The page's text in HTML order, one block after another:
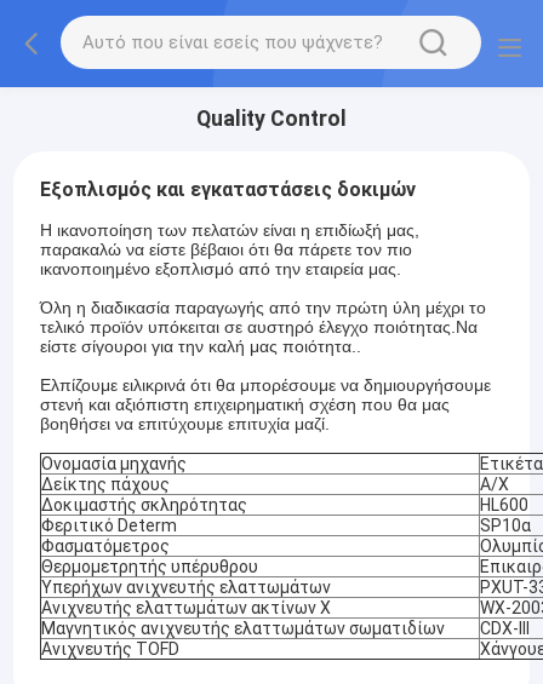
Quality Control
Εξοπλισμός και εγκαταστάσεις δοκιμών
Η ικανοποίηση των πελατών είναι η επιδίωξή μας,
παρακαλώ να είστε βέβαιοι ότι θα πάρετε τον πιο
ικανοποιημένο εξοπλισμό από την εταιρεία μας.
Όλη η διαδικασία παραγωγής από την πρώτη ύλη μέχρι το
τελικό προϊόν υπόκειται σε αυστηρό έλεγχο ποιότητας.Να
είστε σίγουροι για την καλή μας ποιότητα..
Ελπίζουμε ειλικρινά ότι θα μπορέσουμε να δημιουργήσουμε
στενή και αξιόπιστη επιχειρηματική σχέση που θα μας
βοηθήσει να επιτύχουμε επιτυχία μαζί.
Ονομασία μηχανής
Δείκτης πάχους
Α/Χ
Δοκιμαστής σκληρότητας
HL600
Φεριτικό Determ
SP10α
Φασματόμετρος
Θερμομετρητής υπέρυθρου
Υπερήχων ανιχνευτής ελαττωμάτων
PXUT-
Ανιχνευτής ελαττωμάτων ακτίνων Χ
WX-
Μαγνητικός ανιχνευτής ελαττωμάτων σωματιδίων
CDX-III
Ανιχνευτής TOFD